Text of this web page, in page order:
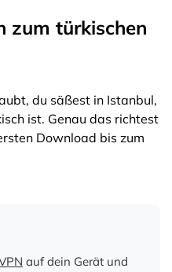
zum türkischen
du säßest in Istanbul,
ist. Genau das richtest
Download bis zum
auf dein Gerät und